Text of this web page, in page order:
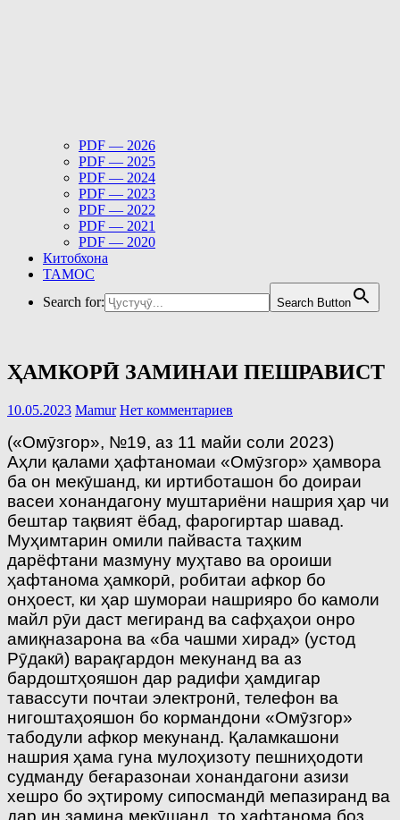
PDF — 2026
PDF — 2025
PDF — 2024
PDF — 2023
PDF — 2022
PDF — 2021
PDF — 2020
Китобхона
ТАМОС
Search for:
Search Button
ҲАМКОРӢ ЗАМИНАИ ПЕШРАВИСТ
10.05.2023 Mamur Нет комментариев
(«Омӯзгор», №19, аз 11 майи соли 2023)
Аҳли қалами ҳафтаномаи «Омӯзгор» ҳамвора
ба он мекӯшанд, ки иртиботашон бо доираи
васеи хонандагону муштариёни нашрия ҳар чи
бештар тақвият ёбад, фарогиртар шавад.
Муҳимтарин омили пайваста таҳким
дарёфтани мазмуну муҳтаво ва ороиши
ҳафтанома ҳамкорӣ, робитаи афкор бо
онҳоест, ки ҳар шумораи нашрияро бо камоли
майл рӯи даст мегиранд ва сафҳаҳои онро
амиқназарона ва «ба чашми хирад» (устод
Рӯдакӣ) варақгардон мекунанд ва аз
бардоштҳояшон дар радифи ҳамдигар
тавассути почтаи электронӣ, телефон ва
нигоштаҳояшон бо кормандони «Омӯзгор»
табодули афкор мекунанд. Қаламкашони
нашрия ҳама гуна мулоҳизоту пешниҳодоти
судманду беғаразонаи хонандагони азизи
хешро бо эҳтирому сипосмандӣ мепазиранд ва
дар ин замина мекӯшанд, то ҳафтанома боз